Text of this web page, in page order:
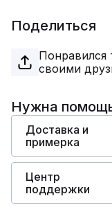
Поделиться
Понравился
своими
Нужна
Доставка и
примерка
Центр
поддержки